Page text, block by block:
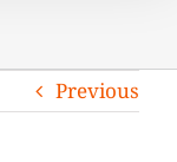
Previous